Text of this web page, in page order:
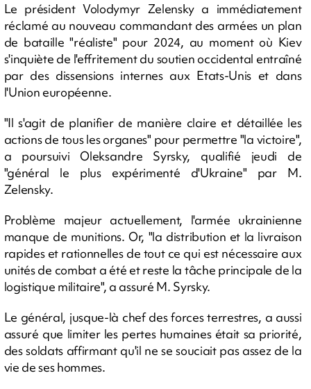
Le président Volodymyr Zelensky a immédiatement
réclamé au nouveau commandant des armées un plan
de bataille "réaliste" pour 2024, au moment où Kiev
s'inquiète de l'effritement du soutien occidental entraîné
par des dissensions internes aux Etats-Unis et dans
l'Union européenne.
"Il s'agit de planifier de manière claire et détaillée les
actions de tous les organes" pour permettre "la victoire",
a poursuivi Oleksandre Syrsky, qualifié jeudi de
"général le plus expérimenté d'Ukraine" par M.
Zelensky.
Problème majeur actuellement, l'armée ukrainienne
manque de munitions. Or, "la distribution et la livraison
rapides et rationnelles de tout ce qui est nécessaire aux
unités de combat a été et reste la tâche principale de la
logistique militaire", a assuré M. Syrsky.
Le général, jusque-là chef des forces terrestres, a aussi
assuré que limiter les pertes humaines était sa priorité,
des soldats affirmant qu'il ne se souciait pas assez de la
vie de ses hommes.